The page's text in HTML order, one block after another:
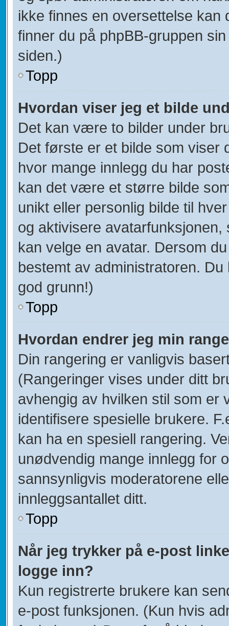
ikke finnes en oversettelse kan
finner du på phpBB-gruppen
siden.)
Topp
Hvordan viser jeg et bilde
Det kan være to bilder under
Det første er et bilde som viser
hvor mange innlegg du har
kan det være et større bilde
unikt eller personlig bilde til
og aktivisere
kan velge en avatar. Dersom
bestemt av administratoren.
god grunn!)
Topp
Hvordan endrer jeg min
Din rangering er vanligvis
(Rangeringer vises under ditt
avhengig av hvilken stil som er
identifisere spesielle brukere.
kan ha en spesiell rangering.
unødvendig mange innlegg for
sannsynligvis moderatorene
innleggsantallet ditt.
Topp
Når jeg trykker på e-post
logge inn?
Kun registrerte brukere kan
e-post funksjonen. (Kun hvis